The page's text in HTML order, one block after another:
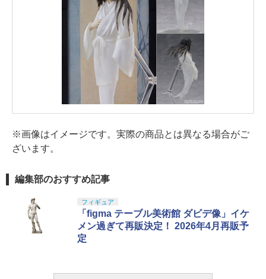
※画像はイメージです。実際の商品とは異なる場合がご
ざいます。
編集部のおすすめ記事
フィギュア
「figma テーブル美術館 ダビデ像」イケ
メン過ぎて再販決定！ 2026年4月再販予
定